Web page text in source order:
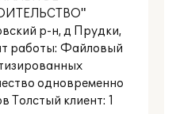
р-н, д Прудки,
работы: Файловый
одновременно
Толстый клиент: 1